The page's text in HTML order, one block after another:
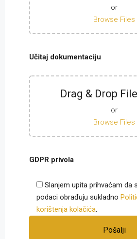
or
Browse Files
Učitaj dokumentaciju
Drag & Drop
or
Browse Files
GDPR privola
Slanjem upita prihvaćam da
podaci obrađuju sukladno
korištenja kolačića.